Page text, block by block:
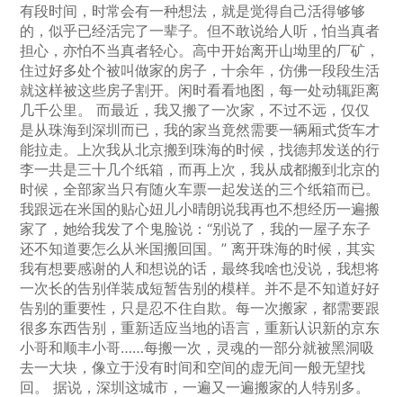
有段时间，时常会有一种想法，就是觉得自己活得够够
的，似乎已经活完了一辈子。但不敢说给人听，怕当真者
担心，亦怕不当真者轻心。高中开始离开山坳里的厂矿，
住过好多处个被叫做家的房子，十余年，仿佛一段段生活
就这样被这些房子割开。闲时看看地图，每一处动辄距离
几千公里。 而最近，我又搬了一次家，不过不远，仅仅
是从珠海到深圳而已，我的家当竟然需要一辆厢式货车才
能拉走。上次我从北京搬到珠海的时候，找德邦发送的行
李一共是三十几个纸箱，而再上次，我从成都搬到北京的
时候，全部家当只有随火车票一起发送的三个纸箱而已。
我跟远在米国的贴心妞儿小晴朗说我再也不想经历一遍搬
家了，她给我发了个鬼脸说：“别说了，我的一屋子东子
还不知道要怎么从米国搬回国。” 离开珠海的时候，其实
我有想要感谢的人和想说的话，最终我啥也没说，我想将
一次长的告别佯装成短暂告别的模样。并不是不知道好好
告别的重要性，只是忍不住自欺。每一次搬家，都需要跟
很多东西告别，重新适应当地的语言，重新认识新的京东
小哥和顺丰小哥……每搬一次，灵魂的一部分就被黑洞吸
去一大块，像立于没有时间和空间的虚无间一般无望找
回。 据说，深圳这城市，一遍又一遍搬家的人特别多。